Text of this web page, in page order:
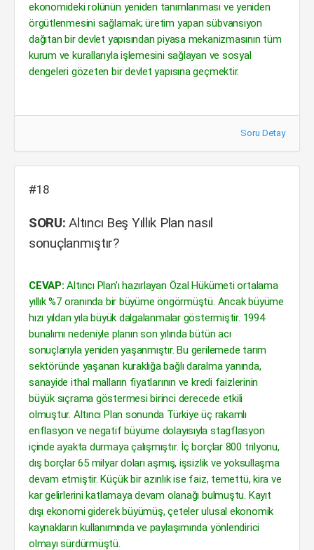
ekonomideki rolünün yeniden tanımlanması ve yeniden
örgütlenmesini sağlamak; üretim yapan sübvansiyon
dağıtan bir devlet yapısından piyasa mekanizmasının tüm
kurum ve kurallarıyla işlemesini sağlayan ve sosyal
dengeleri gözeten bir devlet yapısına geçmektir.
Soru Detay
#18
SORU: Altıncı Beş Yıllık Plan nasıl
sonuçlanmıştır?
CEVAP: Altıncı Plan’ı hazırlayan Özal Hükümeti ortalama
yıllık %7 oranında bir büyüme öngörmüştü. Ancak büyüme
hızı yıldan yıla büyük dalgalanmalar göstermiştir. 1994
bunalımı nedeniyle planın son yılında bütün acı
sonuçlarıyla yeniden yaşanmıştır. Bu gerilemede tarım
sektöründe yaşanan kuraklığa bağlı daralma yanında,
sanayide ithal malların fiyatlarının ve kredi faizlerinin
büyük sıçrama göstermesi birinci derecede etkili
olmuştur. Altıncı Plan sonunda Türkiye üç rakamlı
enflasyon ve negatif büyüme dolayısıyla stagflasyon
içinde ayakta durmaya çalışmıştır. İç borçlar 800 trilyonu,
dış borçlar 65 milyar doları aşmış, işsizlik ve yoksullaşma
devam etmiştir. Küçük bir azınlık ise faiz, temettü, kira ve
kar gelirlerini katlamaya devam olanağı bulmuştu. Kayıt
dışı ekonomi giderek büyümüş, çeteler ulusal ekonomik
kaynakların kullanımında ve paylaşımında yönlendirici
olmayı sürdürmüştü.